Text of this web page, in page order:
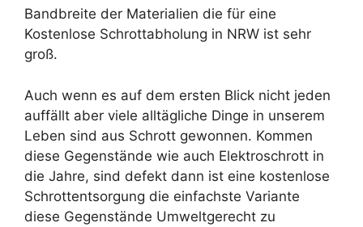
Bandbreite der Materialien die für eine
Kostenlose Schrottabholung in NRW ist sehr
groß.
Auch wenn es auf dem ersten Blick nicht jeden
auffällt aber viele alltägliche Dinge in unserem
Leben sind aus Schrott gewonnen. Kommen
diese Gegenstände wie auch Elektroschrott in
die Jahre, sind defekt dann ist eine kostenlose
Schrottentsorgung die einfachste Variante
diese Gegenstände Umweltgerecht zu